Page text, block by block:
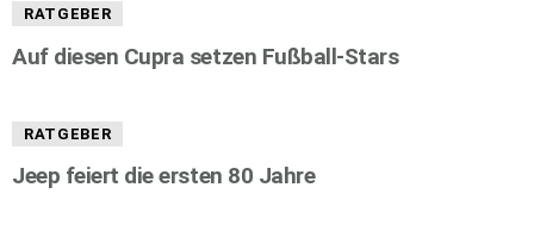
RATGEBER
Auf diesen Cupra setzen Fußball-Stars
RATGEBER
Jeep feiert die ersten 80 Jahre